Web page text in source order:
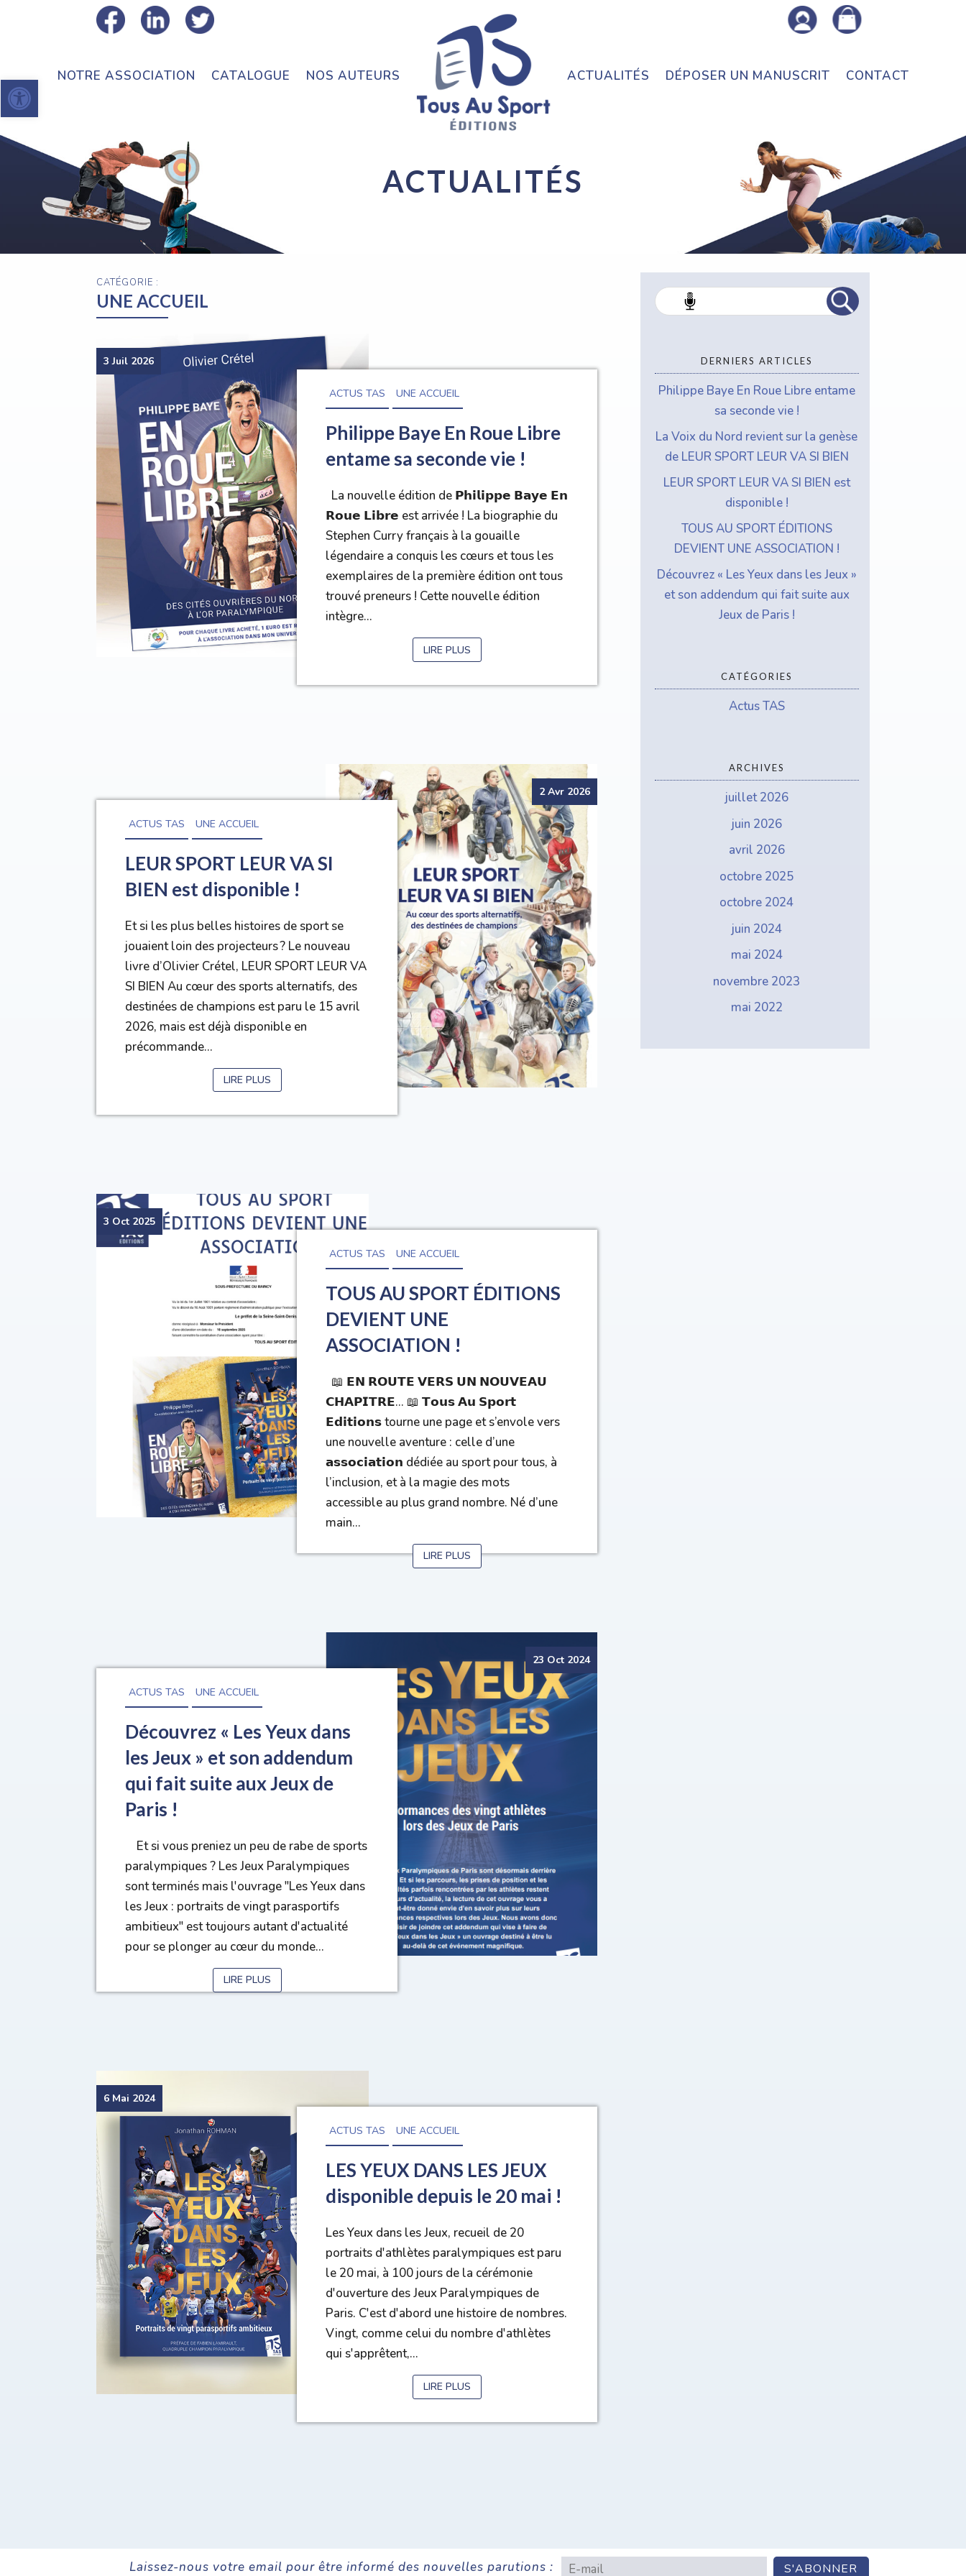
Ouvrir la barre d’outilsNOTRE ASSOCIATION CATALOGUE NOS AUTEURS ACTUALITÉS DÉPOSER UN MANUSCRIT CONTACT
ACTUALITÉS
CATÉGORIE :
UNE ACCUEIL
ACTUS TAS UNE ACCUEIL
Philippe Baye En Roue Libre
entame sa seconde vie !
La nouvelle édition de 𝗣𝗵𝗶𝗹𝗶𝗽𝗽𝗲 𝗕𝗮𝘆𝗲 𝗘𝗻
𝗥𝗼𝘂𝗲 𝗟𝗶𝗯𝗿𝗲 est arrivée ! La biographie du
Stephen Curry français à la gouaille
légendaire a conquis les cœurs et tous les
exemplaires de la première édition ont tous
trouvé preneurs ! Cette nouvelle édition
intègre...
LIRE PLUS
3 Juil 2026
ACTUS TAS UNE ACCUEIL
LEUR SPORT LEUR VA SI
BIEN est disponible !
Et si les plus belles histoires de sport se
jouaient loin des projecteurs ? Le nouveau
livre d’Olivier Crétel, LEUR SPORT LEUR VA
SI BIEN Au cœur des sports alternatifs, des
destinées de champions est paru le 15 avril
2026, mais est déjà disponible en
précommande...
LIRE PLUS
2 Avr 2026
ACTUS TAS UNE ACCUEIL
TOUS AU SPORT ÉDITIONS
DEVIENT UNE
ASSOCIATION !
📖 𝗘𝗡 𝗥𝗢𝗨𝗧𝗘 𝗩𝗘𝗥𝗦 𝗨𝗡 𝗡𝗢𝗨𝗩𝗘𝗔𝗨
𝗖𝗛𝗔𝗣𝗜𝗧𝗥𝗘... 📖 𝗧𝗼𝘂𝘀 𝗔𝘂 𝗦𝗽𝗼𝗿𝘁
𝗘𝗱𝗶𝘁𝗶𝗼𝗻𝘀 tourne une page et s’envole vers
une nouvelle aventure : celle d’une
𝗮𝘀𝘀𝗼𝗰𝗶𝗮𝘁𝗶𝗼𝗻 dédiée au sport pour tous, à
l’inclusion, et à la magie des mots
accessible au plus grand nombre. Né d’une
main...
LIRE PLUS
3 Oct 2025
ACTUS TAS UNE ACCUEIL
Découvrez « Les Yeux dans
les Jeux » et son addendum
qui fait suite aux Jeux de
Paris !
Et si vous preniez un peu de rabe de sports
paralympiques ? Les Jeux Paralympiques
sont terminés mais l'ouvrage "Les Yeux dans
les Jeux : portraits de vingt parasportifs
ambitieux" est toujours autant d'actualité
pour se plonger au cœur du monde...
LIRE PLUS
23 Oct 2024
ACTUS TAS UNE ACCUEIL
LES YEUX DANS LES JEUX
disponible depuis le 20 mai !
Les Yeux dans les Jeux, recueil de 20
portraits d'athlètes paralympiques est paru
le 20 mai, à 100 jours de la cérémonie
d'ouverture des Jeux Paralympiques de
Paris. C'est d'abord une histoire de nombres.
Vingt, comme celui du nombre d'athlètes
qui s'apprêtent,...
LIRE PLUS
6 Mai 2024
Rec
her
DERNIERS ARTICLES
Philippe Baye En Roue Libre entame
sa seconde vie !
La Voix du Nord revient sur la genèse
de LEUR SPORT LEUR VA SI BIEN
LEUR SPORT LEUR VA SI BIEN est
disponible !
TOUS AU SPORT ÉDITIONS
DEVIENT UNE ASSOCIATION !
Découvrez « Les Yeux dans les Jeux »
et son addendum qui fait suite aux
Jeux de Paris !
CATÉGORIES
Actus TAS
ARCHIVES
juillet 2026
juin 2026
avril 2026
octobre 2025
octobre 2024
juin 2024
mai 2024
novembre 2023
mai 2022
Laissez-nous votre email pour être informé des nouvelles parutions :